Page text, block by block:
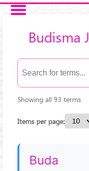
Skip to main content
Budisma
Showing all 93 terms
Items per page:
Buda